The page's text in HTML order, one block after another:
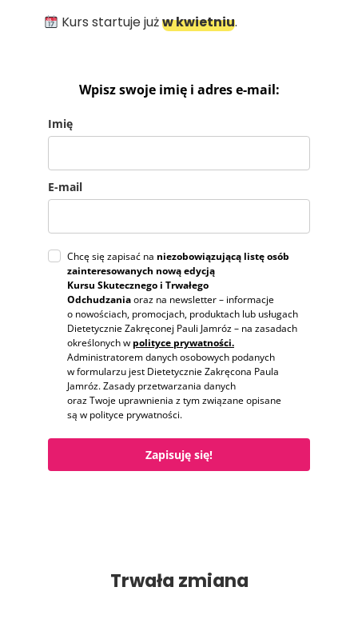
Kurs startuje jużw kwietniu.
Wpisz swoje imię i adres e-mail:
Imię
E-mail
Chcę się zapisać na niezobowiązującą listę osób
zainteresowanych nową edycją
Kursu Skutecznego i Trwałego
Odchudzaniaoraz na newsletter – informacje
o nowościach, promocjach, produktach lub usługach
Dietetycznie Zakręconej Pauli Jamróz – na zasadach
określonych w polityce prywatności.
Administratorem danych osobowych podanych
w formularzu jest Dietetycznie Zakręcona Paula
Jamróz. Zasady przetwarzania danych
oraz Twoje uprawnienia z tym związane opisane
są w polityce prywatności.
Zapisuję się!
Trwała zmiana